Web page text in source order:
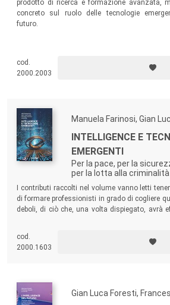
prodotto di ricerca e formazione avanzata,
concreto sul ruolo delle tecnologie
futuro.
cod.
2000.2003
Manuela Farinosi, Gian
INTELLIGENCE E
EMERGENTI
Per la pace, per la
per la lotta alla criminalità
I contributi raccolti nel volume vanno letti
di formare professionisti in grado di cogliere
deboli, di ciò che, una volta dispiegato, avrà
Tra i temi trattati: gli indicatori oggettivi sui
l’esplorazione delle caratteristiche, delle
problematiche di tipo giuridico, delle
cod.
2000.1603
Gian Luca Foresti,